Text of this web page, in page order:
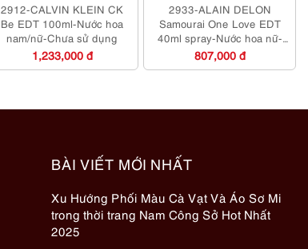
2912-CALVIN KLEIN CK
Be EDT 100ml-Nước hoa
nam/nữ-Chưa sử dụng
1,233,000 đ
2933-ALAIN DELON
Samourai One Love EDT
40ml spray-Nước hoa nữ-
Chưa sử dụng
807,000 đ
BÀI VIẾT MỚI NHẤT
Xu Hướng Phối Màu Cà Vạt Và Áo Sơ Mi
trong thời trang Nam Công Sở Hot Nhất
2025